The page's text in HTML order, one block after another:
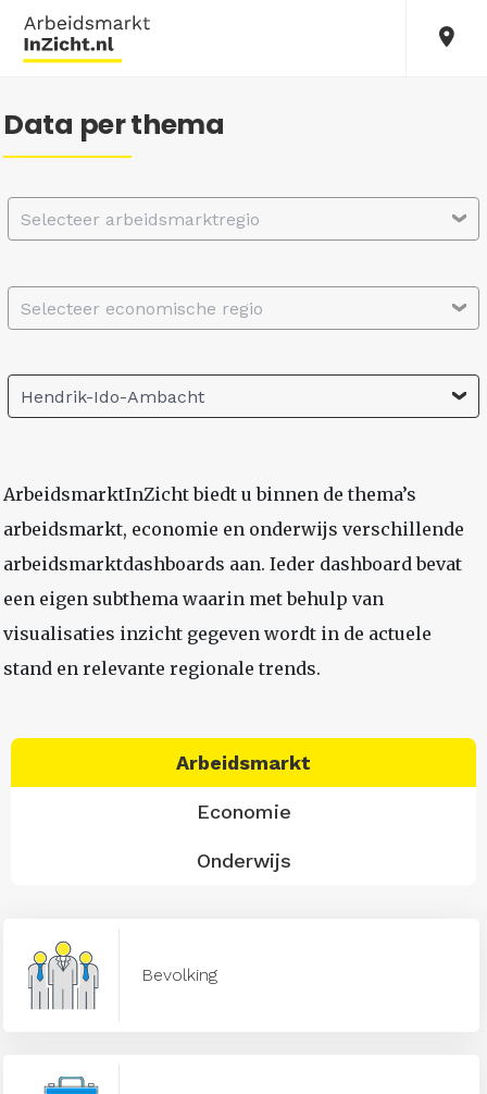
Data per thema
Selecteer arbeidsmarktregio
Selecteer economische regio
Hendrik-Ido-Ambacht
ArbeidsmarktInZicht biedt u binnen de thema’s
arbeidsmarkt, economie en onderwijs verschillende
arbeidsmarktdashboards aan. Ieder dashboard bevat
een eigen subthema waarin met behulp van
visualisaties inzicht gegeven wordt in de actuele
stand en relevante regionale trends.
Arbeidsmarkt
Economie
Onderwijs
Bevolking